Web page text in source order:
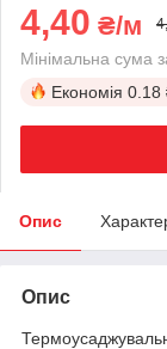
4,40 ₴/м
Мінімальна сума
Економія 0.18
Опис
Опис